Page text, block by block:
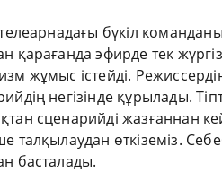
телеарнадағы бүкіл
қарағанда эфирде тек
жұмыс істейді.
негізінде құрылады.
сценарийді жазғаннан
талқылаудан өткіземіз.
басталады.